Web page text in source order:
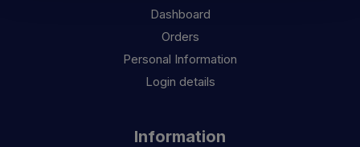
Dashboard
Orders
Personal Information
Login details
Information